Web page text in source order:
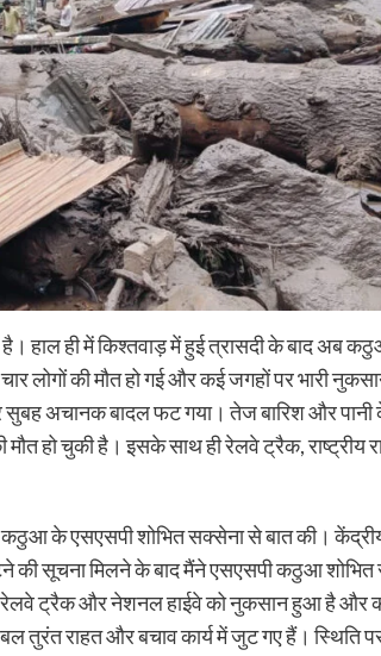
हाल ही में किश्तवाड़ में हुई त्रासदी के बाद अब
लोगों की मौत हो गई और कई जगहों पर भारी
अचानक बादल फट गया। तेज बारिश और
हो चुकी है। इसके साथ ही रेलवे ट्रैक, राष्ट्रीय
कठुआ के एसएसपी शोभित सक्सेना से बात की।
की सूचना मिलने के बाद मैंने एसएसपी कठुआ
रेलवे ट्रैक और नेशनल हाईवे को नुकसान हुआ है
तुरंत राहत और बचाव कार्य में जुट गए हैं। स्थिति